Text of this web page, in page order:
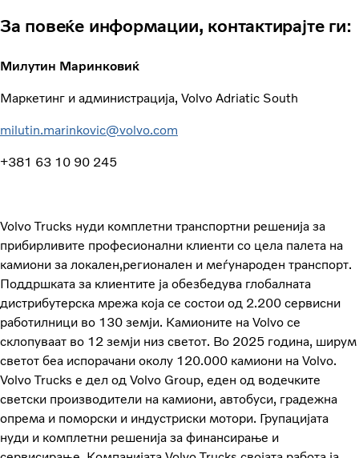
За повеќе информации, контактирајте ги:
Милутин Маринковиќ
Маркетинг и администрација, Volvo Adriatic South
milutin.marinkovic@volvo.com
+381 63 10 90 245
Volvo Trucks нуди комплетни транспортни решенија за
прибирливите професионални клиенти со цела палета на
камиони за локален,регионален и меѓународен транспорт.
Поддршката за клиентите ја обезбедува глобалната
дистрибутерска мрежа која се состои од 2.200 сервисни
работилници во 130 земји. Камионите на Volvo се
склопуваат во 12 земји низ светот. Во 2025 година, ширум
светот беа испорачани околу 120.000 камиони на Volvo.
Volvo Trucks е дел од Volvo Group, еден од водечките
светски производители на камиони, автобуси, градежна
опрема и поморски и индустриски мотори. Групацијата
нуди и комплетни решенија за финансирање и